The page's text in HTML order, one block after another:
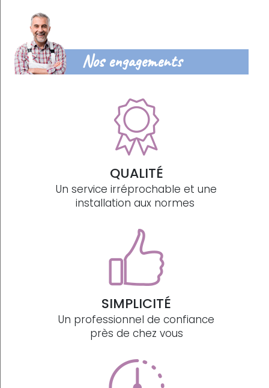
Nos engagements
QUALITÉ
Un service irréprochable et une
installation aux normes
SIMPLICITÉ
Un professionnel de confiance
près de chez vous